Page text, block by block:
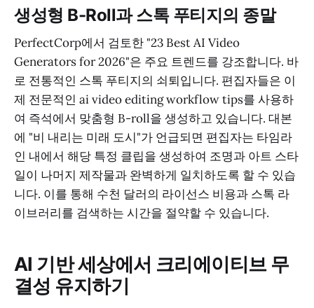
생성형 B-Roll과 스톡 푸티지의 종말
PerfectCorp에서 검토한 "23 Best AI Video
Generators for 2026"은 주요 트렌드를 강조합니다. 바
로 전통적인 스톡 푸티지의 쇠퇴입니다. 편집자들은 이
제 전문적인 ai video editing workflow tips를 사용하
여 즉석에서 맞춤형 B-roll을 생성하고 있습니다. 대본
에 "비 내리는 미래 도시"가 언급되면 편집자는 타임라
인 내에서 해당 특정 클립을 생성하여 조명과 아트 스타
일이 나머지 제작물과 완벽하게 일치하도록 할 수 있습
니다. 이를 통해 수천 달러의 라이선스 비용과 스톡 라
이브러리를 검색하는 시간을 절약할 수 있습니다.
AI 기반 세상에서 크리에이티브 무
결성 유지하기